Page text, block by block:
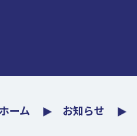
ホーム お知らせ